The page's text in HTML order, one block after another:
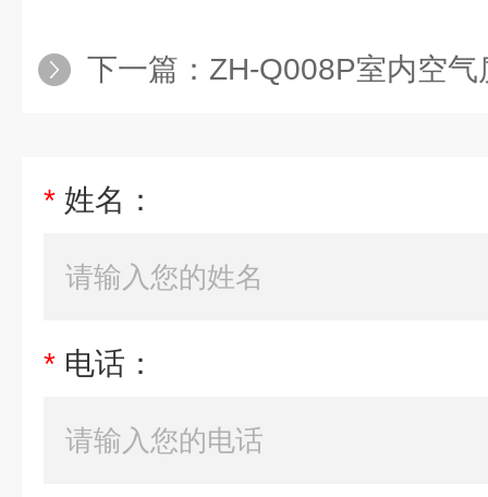
下一篇： ZH-Q008P室内空气
* 姓名：
* 电话：